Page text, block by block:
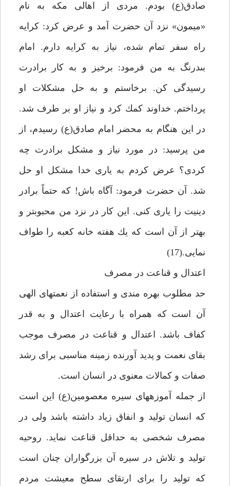
صادق(ع) بودم. مردى از اهالى مكه به نام
«ميمون» نزد آن حضرت آمد و عرض كرد: كرايه
راه سفر تمام شده، نياز به كرايه دارم. امام
بى‏درنگ به من فرمود: برخيز و به كار برادرت
رسيدگى كن. برخاستم و به حل مشكلات او
پرداختم. خداوند كمك كرد و نياز او بر طرف شد.
در اين هنگام به محضر امام صادق(ع) رسيدم، از
من پرسيد: در مورد نياز و مشكل برادرت چه
كردى؟ عرض كردم به يارى خدا مشكل او حل
شد. آن حضرت فرمود: آگاه باش! كه حتماً برادر
دينيت را يارى كنى. اين كار در نزد من محبوب‏تر و
بهتر از آن است كه يك هفته خانه كعبه را طواف
نمايى.(17)
اعتدال و قناعت در مصرف‏
حد مطلوب بهره مندى و استفاده از نعمت‏هاى الهى
آن است كه همراه با رعايت اعتدال و به قدر
كفاف باشد. اعتدال و قناعت در مصرف موجب
بقاى نعمت و پديد آورنده زمينه مناسبى براى رشد
صفات و كمالات معنوى در انسان است.
از جمله آموزه‏هاى سيره معصومين(ع) اين است
كه انسان توليد و انفاق زياد داشته باشد ولى در
مصرف شخصى به حداقل قناعت نمايد. روحيه
توليد و تلاش در سيره آن بزرگواران چنان است
كه توليد را براى ارتقاى سطح معيشت مردم